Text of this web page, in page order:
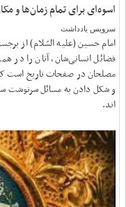
اسوه‌ای برای تمام زمان‌ها و
سرویس یادداشت
امام حسین (علیه السّلام) از
فضائل انسانی‌شان، آنان را در
مصلحان در صفحات تاریخ است
و شکل دادن به مسائل سرنوشت
‏اند.